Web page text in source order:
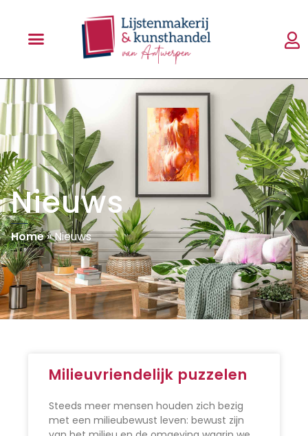
Nieuws
Home»Nieuws
Milieuvriendelijk puzzelen
Steeds meer mensen houden zich bezig
met een milieubewust leven: bewust zijn